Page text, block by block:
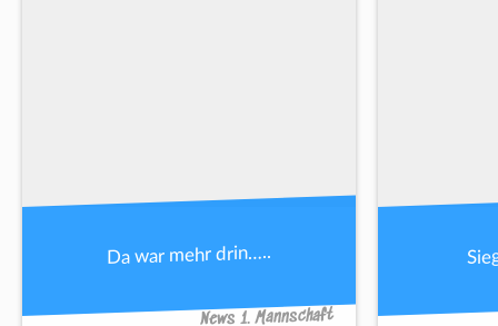
Da war mehr drin…..
News 1. Mannschaft